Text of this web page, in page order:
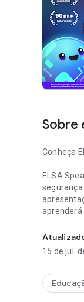
Sobre
Conheça
ELSA
aprenderá
- Foco na
-
15 de jul.